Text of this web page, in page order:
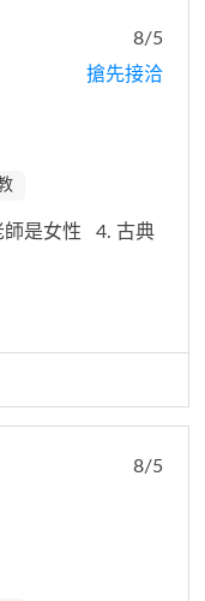
8/5
搶先接洽
師是女性
4. 古典
8/5